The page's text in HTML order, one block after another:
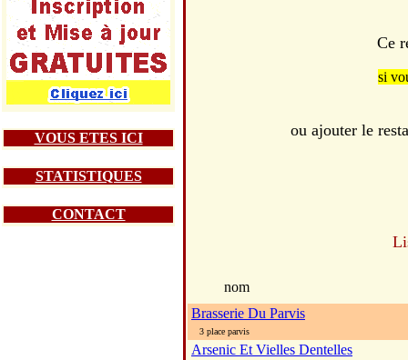
VOUS ETES ICI
STATISTIQUES
CONTACT
Ce
si
ou ajouter le
nom
Brasserie Du Parvis
3 place parvis
Arsenic Et Vielles Dentelles